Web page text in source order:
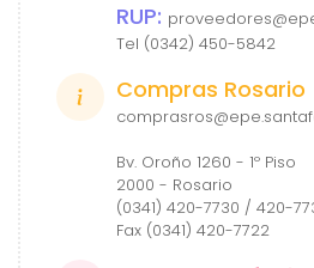
RUP:
Tel (0342) 450-5842
Compras Rosario
Bv. Oroño 1260 - 1º Piso
2000 - Rosario
(0341) 420-7730 / 420-
Fax (0341) 420-7722